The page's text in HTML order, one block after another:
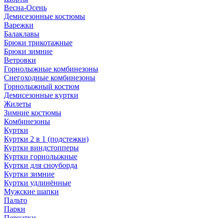
Весна-Осень
Демисезонные костюмы
Варежки
Балаклавы
Брюки трикотажные
Брюки зимние
Ветровки
Горнолыжные комбинезоны
Снегоходные комбинезоны
Горнолыжный костюм
Демисезонные куртки
Жилеты
Зимние костюмы
Комбинезоны
Куртки
Куртки 2 в 1 (подстежки)
Куртки виндстопперы
Куртки горнолыжные
Куртки для сноуборда
Куртки зимние
Куртки удлинённые
Мужские шапки
Пальто
Парки